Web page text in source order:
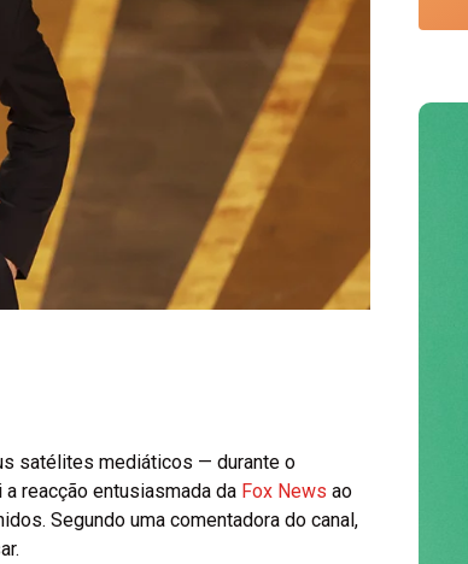
satélites mediáticos — durante o
reacção entusiasmada da Fox News ao
Segundo uma comentadora do canal,
primeiro estúdio a
ultrapassar 4 mil
milhões de dólares